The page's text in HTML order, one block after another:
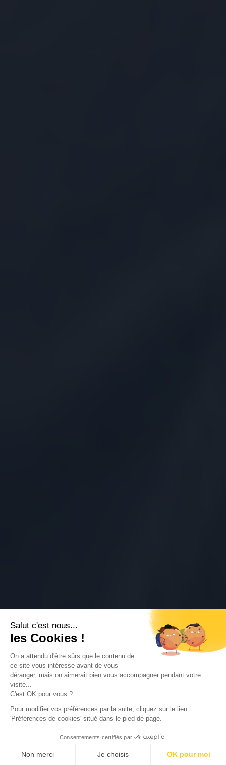
Salut c'est nous...
les Cookies !
On a attendu d'être sûrs que le contenu de
ce site vous intéresse avant de vous
déranger, mais on aimerait bien vous accompagner pendant votre
visite...
C'est OK pour vous ?
Pour modifier vos préférences par la suite, cliquez sur le lien
'Préférences de cookies' situé dans le pied de page.
Consentements certifiés par
Non merci Je choisis OK pour moi